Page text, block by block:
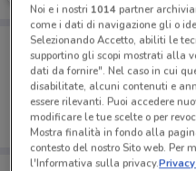
Porta
Puoi trovare le
salvarle e creare la
dal tuo cellulare.
Noi e i nostri 1014partner
come i dati di navigazione gli o
Selezionando Accetto, abiliti le
supportino gli scopi mostrati alla
dati da fornire". Nel caso in cui
disabilitate, alcuni contenuti e
essere rilevanti. Puoi accedere
modificare le tue scelte o per
Mostra finalità in fondo alla
contesto del nostro Sito web. Per
l'Informativa sulla privacy.